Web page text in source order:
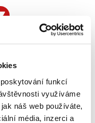
funkcí
využíváme
náš web používáte,
média, inzerci a
osobní
na